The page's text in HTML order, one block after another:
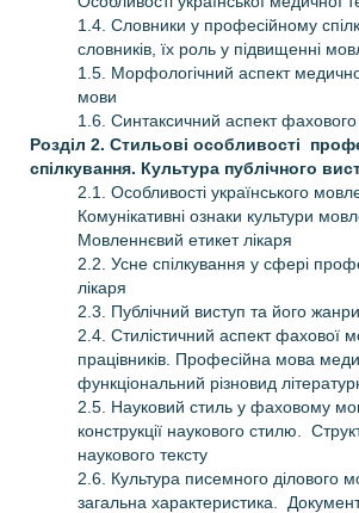
1.4. Словники у професійному
словників, їх роль у підвищенні
1.5. Морфологічний аспект
мови
1.6. Синтаксичний аспект
Розділ 2. Стильові особливості
спілкування. Культура публічного
2.1. Особливості українського
Комунікативні ознаки культури
Мовленнєвий етикет лікаря
2.2. Усне спілкування у сфері
лікаря
2.3. Публічний виступ та його жанри
2.4. Стилістичний аспект фахової
працівників. Професійна мова
функціональний різновид
2.5. Науковий стиль у фаховому
конструкції наукового стилю.
наукового тексту
2.6. Культура писемного ділового
загальна характеристика.